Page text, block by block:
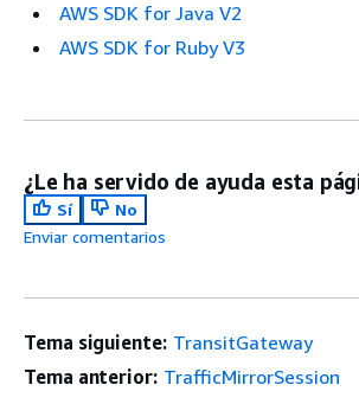
AWS SDK for Java V2
AWS SDK for Ruby V3
¿Le ha servido de ayuda esta
Sí
No
Enviar comentarios
Tema siguiente: TransitGateway
Tema anterior: TrafficMirrorSession